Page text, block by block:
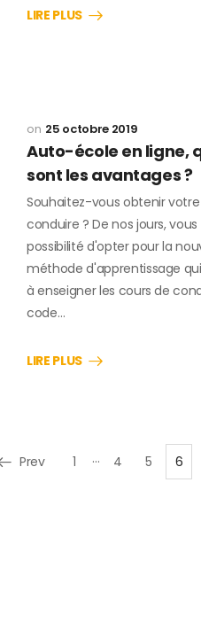
LIRE PLUS
25 octobre 2019
Auto-école en ligne,
sont les avantages ?
Souhaitez-vous obtenir
conduire ? De nos jours,
possibilité d'opter pour la
méthode d'apprentissage
à enseigner les cours de
code…
LIRE PLUS
Prev 1 … 4 5 6